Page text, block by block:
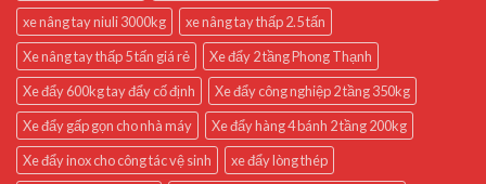
xe nâng tay niuli 3000kg
xe nâng tay thấp 2.5 tấn
Xe nâng tay thấp 5 tấn giá rẻ
Xe đẩy 2 tầng Phong Thạnh
Xe đẩy 600kg tay đẩy cố định
Xe đẩy công nghiệp 2 tầng 350kg
Xe đẩy gấp gọn cho nhà máy
Xe đẩy hàng 4 bánh 2 tầng 200kg
Xe đẩy inox cho công tác vệ sinh
xe đẩy lòng thép